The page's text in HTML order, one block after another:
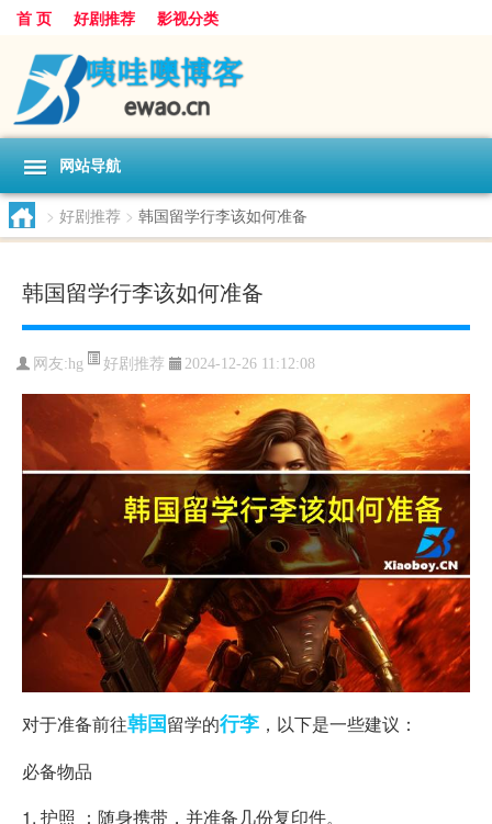
首 页 好剧推荐 影视分类
网站导航
> 好剧推荐 > 韩国留学行李该如何准备
韩国留学行李该如何准备
网友:hg 好剧推荐 2024-12-26 11:12:08
对于准备前往韩国留学的行李 ，以下是一些建议：
必备物品
1. 护照 ：随身携带，并准备几份复印件。